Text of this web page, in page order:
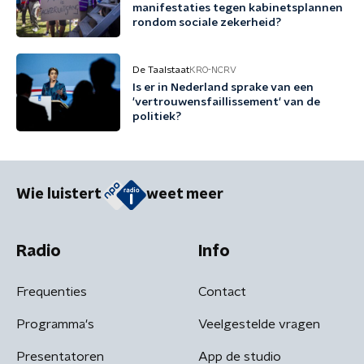
manifestaties tegen kabinetsplannen
rondom sociale zekerheid?
De TaalstaatKRO-NCRV
Is er in Nederland sprake van een
'vertrouwensfaillissement' van de
politiek?
Wie luistert weet meer
Radio
Frequenties
Programma's
Presentatoren
Info
Contact
Veelgestelde vragen
App de studio